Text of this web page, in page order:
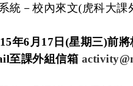
統－校內來文(虎科大課
年6月17日(星期三)前
至課外組信箱